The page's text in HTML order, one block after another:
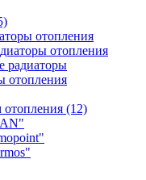
отопления
отопления
радиаторы
отопления
отопления (12)